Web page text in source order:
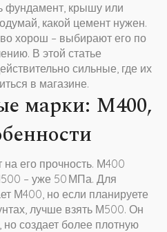
фундамент, крышу или
какой цемент нужен.
хорош – выбирают его по
В этой статье
сильные, где их
в магазине.
марки: М400,
его прочность. М400
– уже 50 МПа. Для
М400, но если планируете
лучше взять М500. Он
создает более плотную